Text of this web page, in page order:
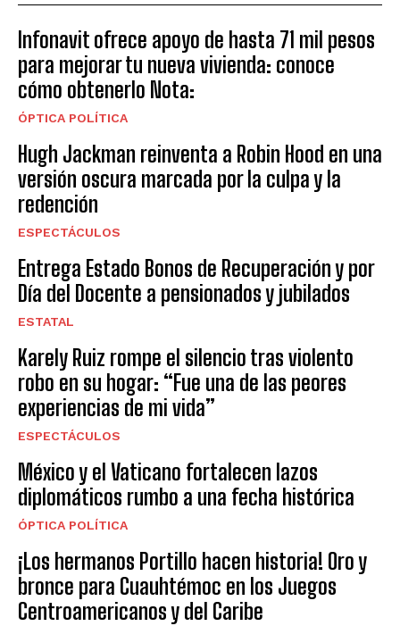
Infonavit ofrece apoyo de hasta 71 mil pesos
para mejorar tu nueva vivienda: conoce
cómo obtenerlo Nota:
ÓPTICA POLÍTICA
Hugh Jackman reinventa a Robin Hood en una
versión oscura marcada por la culpa y la
redención
ESPECTÁCULOS
Entrega Estado Bonos de Recuperación y por
Día del Docente a pensionados y jubilados
ESTATAL
Karely Ruiz rompe el silencio tras violento
robo en su hogar: “Fue una de las peores
experiencias de mi vida”
ESPECTÁCULOS
México y el Vaticano fortalecen lazos
diplomáticos rumbo a una fecha histórica
ÓPTICA POLÍTICA
¡Los hermanos Portillo hacen historia! Oro y
bronce para Cuauhtémoc en los Juegos
Centroamericanos y del Caribe